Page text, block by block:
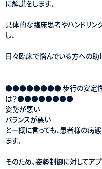
に解説をします。
具体的な臨床思考やハンドリン
し、
日々臨床で悩んでいる方への助
●●●●●●●● 歩行の安定性を
は？●●●●●●●●
姿勢が悪い
バランスが悪い
と一概に言っても、患者様の病
ます。
そのため、姿勢制御に対してア